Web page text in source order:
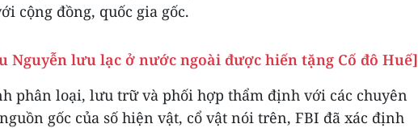
cộng đồng, quốc gia gốc.
Nguyễn lưu lạc ở nước ngoài được hiến tặng Cố đô Huế]
phân loại, lưu trữ và phối hợp thẩm định với các chuyên
gốc của số hiện vật, cổ vật nói trên, FBI đã xác định